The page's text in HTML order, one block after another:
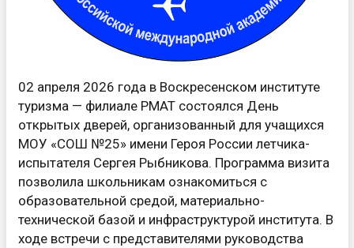
02 апреля 2026 года в Воскресенском институте
туризма — филиале РМАТ состоялся День
открытых дверей, организованный для учащихся
МОУ «СОШ №25» имени Героя России летчика-
испытателя Сергея Рыбникова. Программа визита
позволила школьникам ознакомиться с
образовательной средой, материально-
технической базой и инфраструктурой института. В
ходе встречи с представителями руководства